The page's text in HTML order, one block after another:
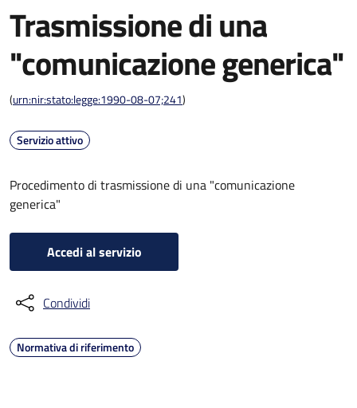
Trasmissione di una
"comunicazione generica"
(urn:nir:stato:legge:1990-08-07;241)
Servizio attivo
Procedimento di trasmissione di una "comunicazione
generica"
Accedi al servizio
Condividi
Normativa di riferimento